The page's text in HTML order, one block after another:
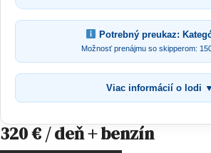
Potrebný preukaz:
Možnosť prenájmu so skipperom:
Viac informácií o lodi ▼
320 € / deň + benzín